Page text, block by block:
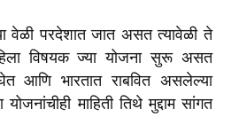
वेळी परदेशात जात असत त्यावेळी ते
विषयक ज्या योजना सुरू असत
आणि भारतात राबवित असलेल्या
माहिती तिथे मुद्दाम सांगत